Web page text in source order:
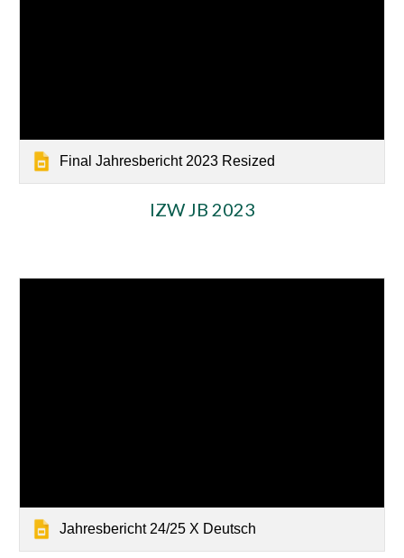
Final Jahresbericht 2023 Resized
IZW JB 2023
Jahresbericht 24/25 X Deutsch